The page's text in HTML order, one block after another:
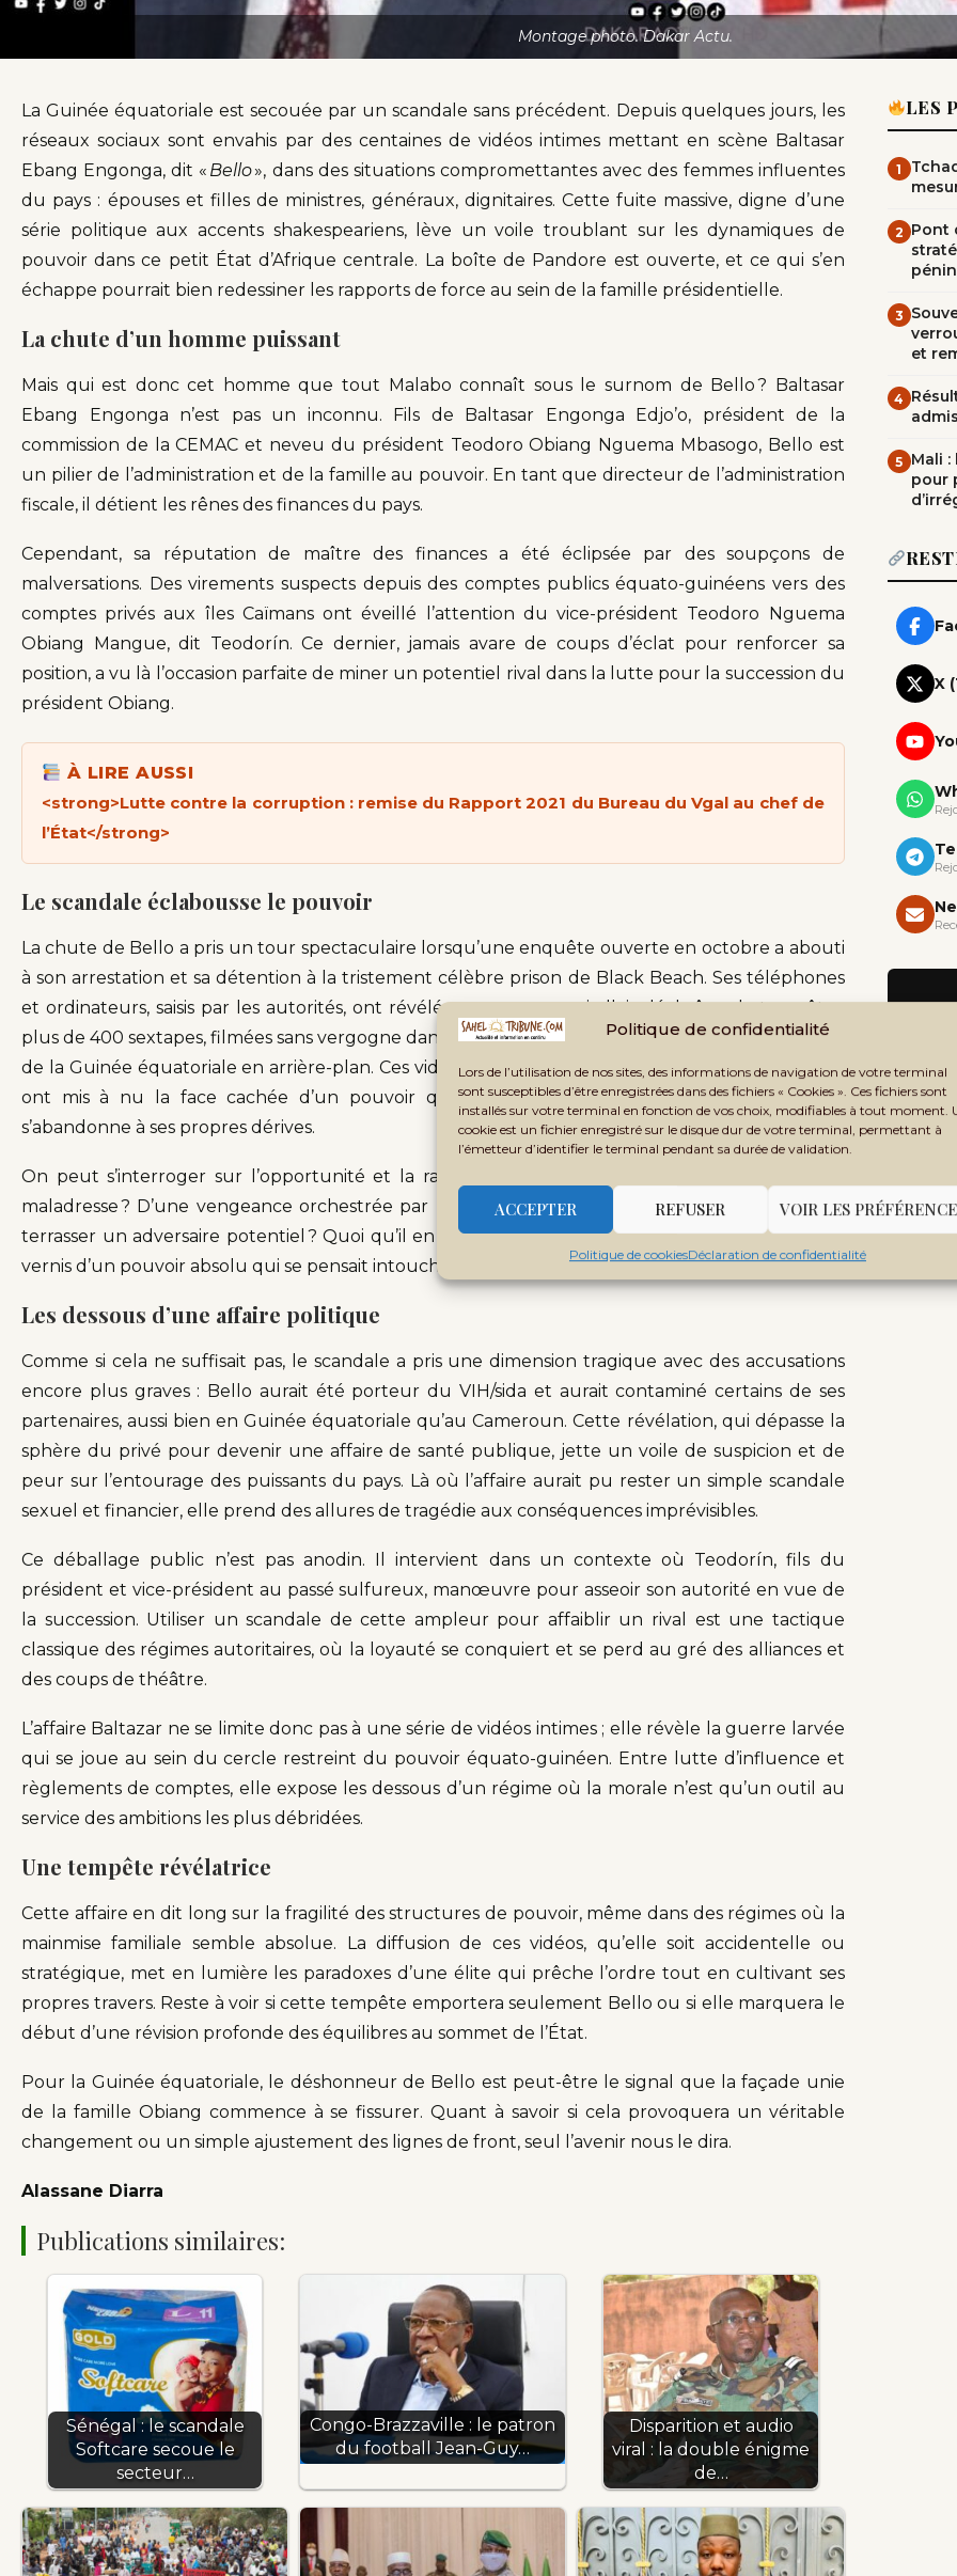
Politique de confidentialité
Lors de l’utilisation de nos sites, des informations de navigation de votre terminal
sont susceptibles d’être enregistrées dans des fichiers « Cookies ». Ces fichiers sont
installés sur votre terminal en fonction de vos choix, modifiables à tout moment.
cookie est un fichier enregistré sur le disque dur de votre terminal, permettant à
l’émetteur d’identifier le terminal pendant sa durée de validation.
ACCEPTER REFUSER VOIR LES
Politique de cookiesDéclaration de confidentialité
Montage photo. Dakar Actu.
La Guinée équatoriale est secouée par un scandale sans précédent. Depuis quelques jours, les
réseaux sociaux sont envahis par des centaines de vidéos intimes mettant en scène Baltasar
Ebang Engonga, dit « Bello», dans des situations compromettantes avec des femmes influentes
du pays : épouses et filles de ministres, généraux, dignitaires. Cette fuite massive, digne d’une
série politique aux accents shakespeariens, lève un voile troublant sur les dynamiques de
pouvoir dans ce petit État d’Afrique centrale. La boîte de Pandore est ouverte, et ce qui s’en
échappe pourrait bien redessiner les rapports de force au sein de la famille présidentielle.
La chute d’un homme puissant
Mais qui est donc cet homme que tout Malabo connaît sous le surnom de Bello ? Baltasar
Ebang Engonga n’est pas un inconnu. Fils de Baltasar Engonga Edjo’o, président de la
commission de la CEMAC et neveu du président Teodoro Obiang Nguema Mbasogo, Bello est
un pilier de l’administration et de la famille au pouvoir. En tant que directeur de l’administration
fiscale, il détient les rênes des finances du pays.
Cependant, sa réputation de maître des finances a été éclipsée par des soupçons de
malversations. Des virements suspects depuis des comptes publics équato-guinéens vers des
comptes privés aux îles Caïmans ont éveillé l’attention du vice-président Teodoro Nguema
Obiang Mangue, dit Teodorín. Ce dernier, jamais avare de coups d’éclat pour renforcer sa
position, a vu là l’occasion parfaite de miner un potentiel rival dans la lutte pour la succession du
président Obiang.
À LIRE AUSSI
<strong>Lutte contre la corruption : remise du Rapport 2021 du Bureau du Vgal au chef de
l’État</strong>
Le scandale éclabousse le pouvoir
La chute de Bello a pris un tour spectaculaire lorsqu’une enquête ouverte en octobre a abouti
à son arrestation et sa détention à la tristement célèbre prison de Black Beach. Ses téléphones
et ordinateurs, saisis par les autorités, ont révélé un contenu qui allait déchaîner la tempête :
plus de 400 sextapes, filmées sans vergogne dans des lieux symboliques, parfois avec le drapeau
de la Guinée équatoriale en arrière-plan. Ces vidéos, diffusées en masse sur les réseaux sociaux,
ont mis à nu la face cachée d’un pouvoir qui, tout en prétendant à la rigueur morale,
s’abandonne à ses propres dérives.
On peut s’interroger sur l’opportunité et la rapidité de cette fuite. Est-ce le résultat d’une
maladresse ? D’une vengeance orchestrée par Teodorín pour s’assurer la fidélité des clans et
terrasser un adversaire potentiel ? Quoi qu’il en soit, l’impact est colossal : une fracture dans le
vernis d’un pouvoir absolu qui se pensait intouchable.
Les dessous d’une affaire politique
Comme si cela ne suffisait pas, le scandale a pris une dimension tragique avec des accusations
encore plus graves : Bello aurait été porteur du VIH/sida et aurait contaminé certains de ses
partenaires, aussi bien en Guinée équatoriale qu’au Cameroun. Cette révélation, qui dépasse la
sphère du privé pour devenir une affaire de santé publique, jette un voile de suspicion et de
peur sur l’entourage des puissants du pays. Là où l’affaire aurait pu rester un simple scandale
sexuel et financier, elle prend des allures de tragédie aux conséquences imprévisibles.
Ce déballage public n’est pas anodin. Il intervient dans un contexte où Teodorín, fils du
président et vice-président au passé sulfureux, manœuvre pour asseoir son autorité en vue de
la succession. Utiliser un scandale de cette ampleur pour affaiblir un rival est une tactique
classique des régimes autoritaires, où la loyauté se conquiert et se perd au gré des alliances et
des coups de théâtre.
L’affaire Baltazar ne se limite donc pas à une série de vidéos intimes ; elle révèle la guerre larvée
qui se joue au sein du cercle restreint du pouvoir équato-guinéen. Entre lutte d’influence et
règlements de comptes, elle expose les dessous d’un régime où la morale n’est qu’un outil au
service des ambitions les plus débridées.
Une tempête révélatrice
Cette affaire en dit long sur la fragilité des structures de pouvoir, même dans des régimes où la
mainmise familiale semble absolue. La diffusion de ces vidéos, qu’elle soit accidentelle ou
stratégique, met en lumière les paradoxes d’une élite qui prêche l’ordre tout en cultivant ses
propres travers. Reste à voir si cette tempête emportera seulement Bello ou si elle marquera le
début d’une révision profonde des équilibres au sommet de l’État.
Pour la Guinée équatoriale, le déshonneur de Bello est peut-être le signal que la façade unie
de la famille Obiang commence à se fissurer. Quant à savoir si cela provoquera un véritable
changement ou un simple ajustement des lignes de front, seul l’avenir nous le dira.
Alassane Diarra
Publications similaires:
Sénégal : le scandale
Softcare secoue le
secteur…
Congo-Brazzaville : le patron
du football Jean-Guy…
Disparition et audio
viral : la double énigme
de…
LES
1
2 Pont
3
et
4
5 Mali :
pour
X